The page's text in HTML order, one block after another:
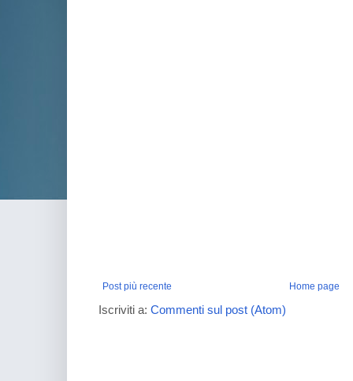
Post più recente Home page
Iscriviti a: Commenti sul post (Atom)